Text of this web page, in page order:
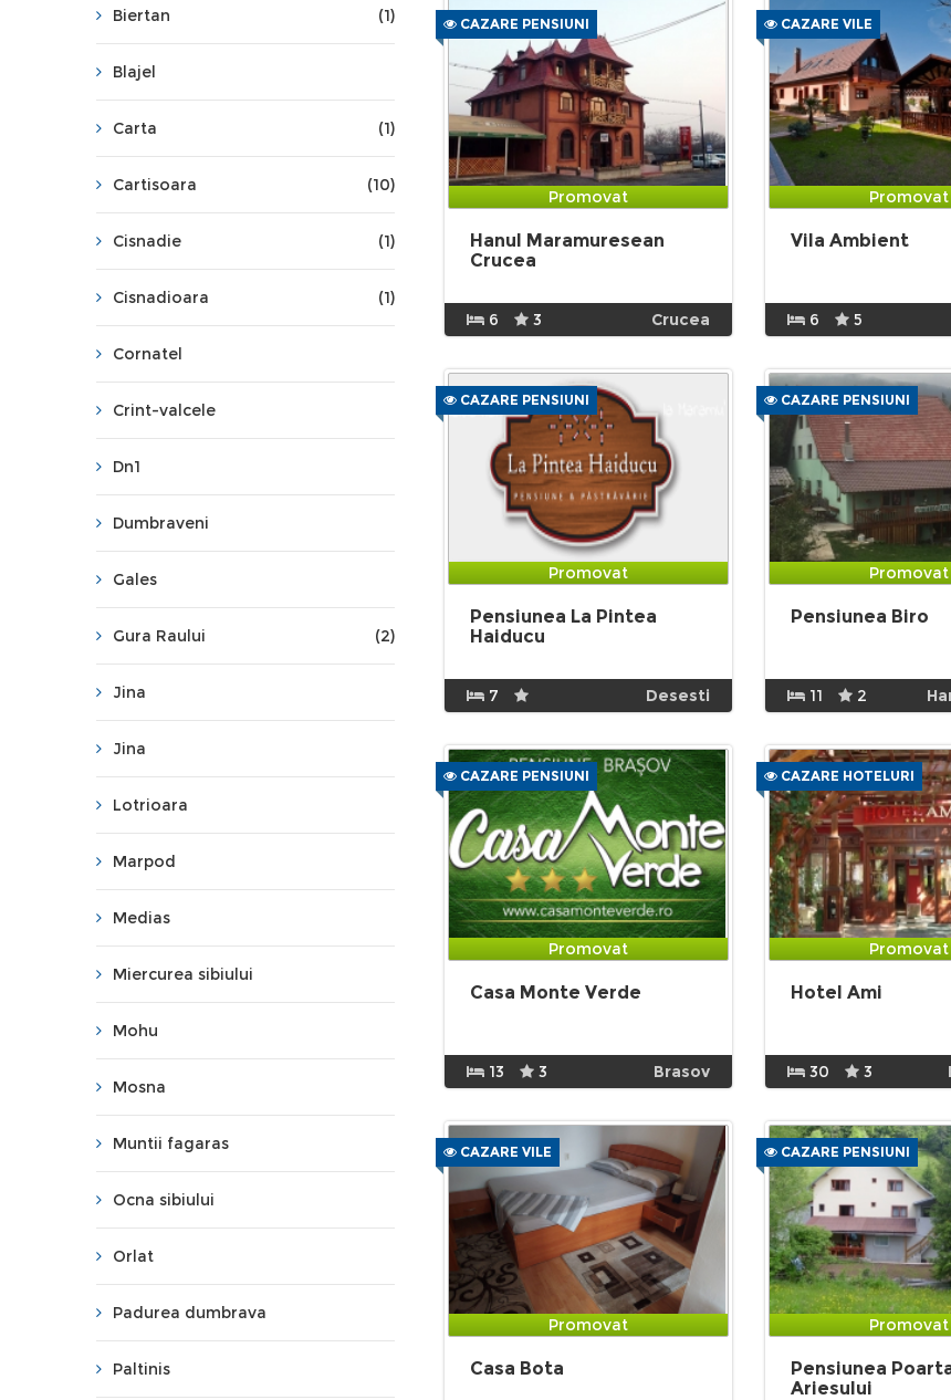
Biertan (1)
Blajel
Carta (1)
Cartisoara (10)
Cisnadie (1)
Cisnadioara (1)
Cornatel
Crint-valcele
Dn1
Dumbraveni
Gales
Gura Raului (2)
Jina
Jina
Lotrioara
Marpod
Medias
Miercurea sibiului
Mohu
Mosna
Muntii fagaras
Ocna sibiului
Orlat
Padurea dumbrava
Paltinis
CAZARE PENSIUNI
Promovat
Hanul Maramuresean
Crucea
6 3 Crucea
CAZARE VILE
Promovat
Vila Ambient
6 5
CAZARE PENSIUNI
Promovat
Pensiunea La Pintea
Haiducu
7 Desesti
CAZARE PENSIUNI
Promovat
Pensiunea Biro
11 2
CAZARE PENSIUNI
Promovat
Casa Monte Verde
13 3 Brasov
CAZARE HOTELURI
Promovat
Hotel Ami
30 3
CAZARE VILE
Promovat
Casa Bota
CAZARE PENSIUNI
Promovat
Pensiunea
Ariesului